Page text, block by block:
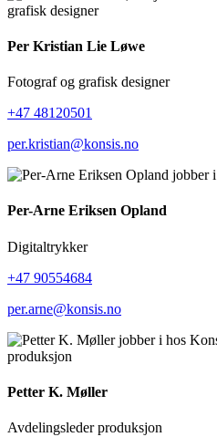
Per Kristian Lie Løwe
Fotograf og grafisk designer
+47 48120501
per.kristian@konsis.no
Per-Arne Eriksen Opland
Digitaltrykker
+47 90554684
per.arne@konsis.no
Petter K. Møller
Avdelingsleder produksjon